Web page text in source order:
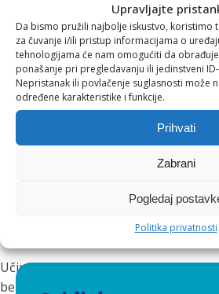
Upravljajte
Da bismo pružili najbolje iskustvo, koristimo
za čuvanje i/ili pristup informacijama o
tehnologijama će nam omogućiti da
ponašanje pri pregledavanju ili jedinstveni
Nepristanak ili povlačenje suglasnosti može
određene karakteristike i funkcije.
Prihvati
Zabrani
Pogledaj
Politika privatnosti
vodom od kuće. Kada čista voda
obiteljskog okruženja, djeca će je
otpora.
Uložite u zdravu
svoje obitelji
život. Poučiti ih da vole vodu i da
imunitet i koncentraciju u školi.
Učinite prvi korak prema zdravijoj i
bez stresa. Posjetite